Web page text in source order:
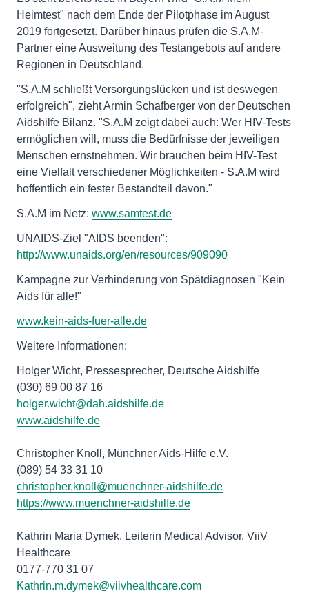
Heimtest" nach dem Ende der Pilotphase im August
2019 fortgesetzt. Darüber hinaus prüfen die S.A.M-
Partner eine Ausweitung des Testangebots auf andere
Regionen in Deutschland.
"S.A.M schließt Versorgungslücken und ist deswegen
erfolgreich", zieht Armin Schafberger von der Deutschen
Aidshilfe Bilanz. "S.A.M zeigt dabei auch: Wer HIV-Tests
ermöglichen will, muss die Bedürfnisse der jeweiligen
Menschen ernstnehmen. Wir brauchen beim HIV-Test
eine Vielfalt verschiedener Möglichkeiten - S.A.M wird
hoffentlich ein fester Bestandteil davon."
S.A.M im Netz: www.samtest.de
UNAIDS-Ziel "AIDS beenden":
http://www.unaids.org/en/resources/909090
Kampagne zur Verhinderung von Spätdiagnosen "Kein
Aids für alle!"
www.kein-aids-fuer-alle.de
Weitere Informationen:
Holger Wicht, Pressesprecher, Deutsche Aidshilfe
(030) 69 00 87 16
holger.wicht@dah.aidshilfe.de
www.aidshilfe.de
Christopher Knoll, Münchner Aids-Hilfe e.V.
(089) 54 33 31 10
christopher.knoll@muenchner-aidshilfe.de
https://www.muenchner-aidshilfe.de
Kathrin Maria Dymek, Leiterin Medical Advisor, ViiV
Healthcare
0177-770 31 07
Kathrin.m.dymek@viivhealthcare.com